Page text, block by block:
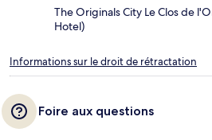
The Originals City Le Clos de
Hotel)
Informations sur le droit de rétractation
Foire aux questions